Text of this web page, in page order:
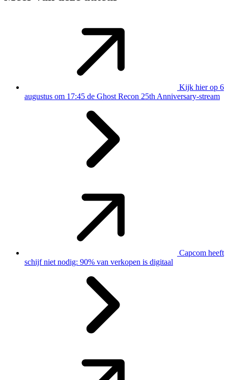
Kijk hier op 6
augustus om 17:45 de Ghost Recon 25th Anniversary-stream
Capcom heeft
schijf niet nodig: 90% van verkopen is digitaal